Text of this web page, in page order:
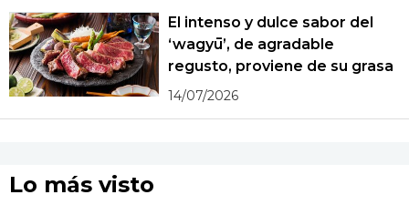
El intenso y dulce sabor del
‘wagyū’, de agradable
regusto, proviene de su grasa
14/07/2026
Lo más visto